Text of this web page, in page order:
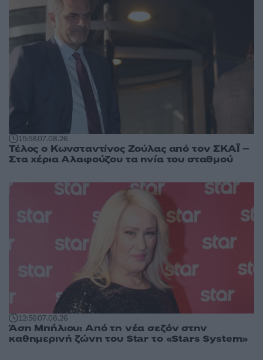
15:5807.08.26
Τέλος ο Κωνσταντίνος Ζούλας από τον ΣΚΑΪ –
Στα χέρια Αλαφούζου τα ηνία του σταθμού
12:5607.08.26
Άση Μπήλιου: Από τη νέα σεζόν στην
καθημερινή ζώνη του Star το «Stars System»